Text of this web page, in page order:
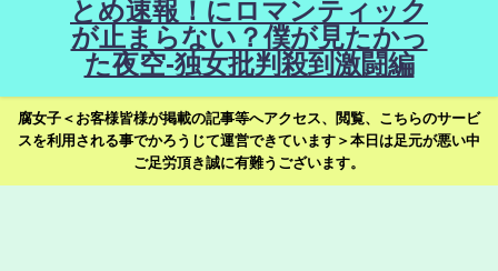
とめ速報！にロマンティック
が止まらない？僕が見たかっ
た夜空-独女批判殺到激闘編
腐女子＜お客様皆様が掲載の記事等へアクセス、閲覧、こちらのサービ
スを利用される事でかろうじて運営できています＞本日は足元が悪い中
ご足労頂き誠に有難うございます。